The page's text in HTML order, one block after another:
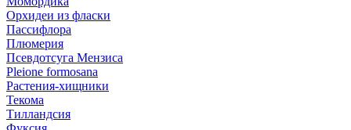
Орхидеи из фласки
Пассифлора
Плюмерия
Псевдотсуга Мензиса
Pleione formosana
Растения-хищники
Текома
Тилландсия